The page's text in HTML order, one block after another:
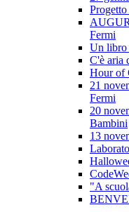
Fermi
Un libro
C'è aria
Hour of
21
Fermi
20
Bambini
13
"A